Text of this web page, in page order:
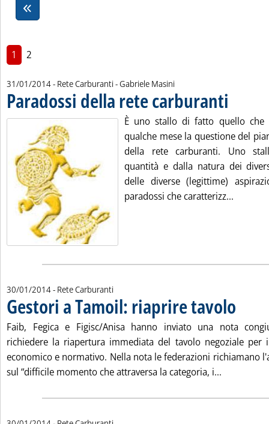
1 2
31/01/2014- Rete Carburanti -di:
Gabriele Masini
Paradossi della rete carburanti
È uno stallo di fatto quello che
qualche mese la questione del
della rete carburanti. Uno
quantità e dalla natura dei
delle diverse (legittime)
paradossi che caratterizz...
30/01/2014- Rete Carburanti
Gestori a Tamoil: riaprire tavolo
Faib, Fegica e Figisc/Anisa hanno inviato una nota
richiedere la riapertura immediata del tavolo negoziale per
economico e normativo. Nella nota le federazioni richiamano
sul “difficile momento che attraversa la categoria, i...